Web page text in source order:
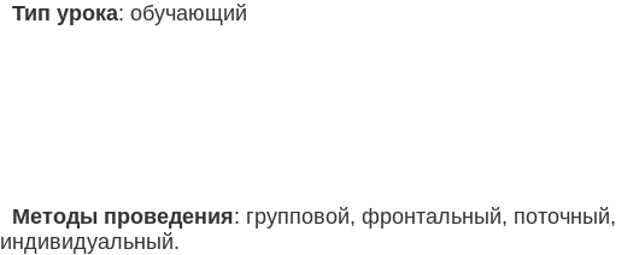
Тип урока: обучающий
Методы проведения: групповой, фронтальный, поточный,
индивидуальный.